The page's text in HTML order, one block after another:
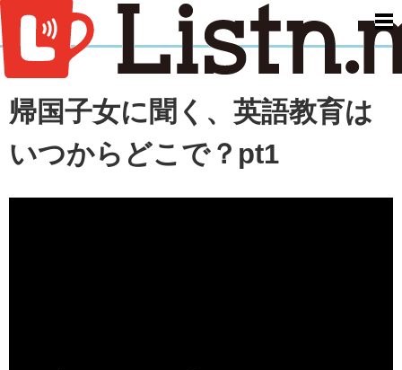
帰国子女に聞く、英語教育は
いつからどこで？pt1